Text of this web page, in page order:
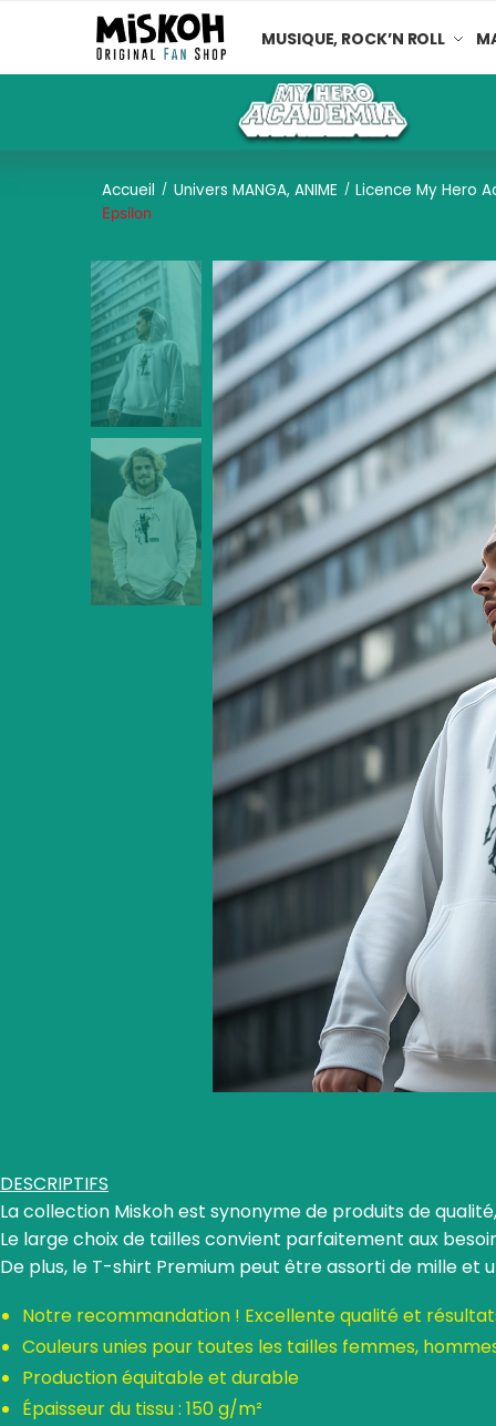
MUSIQUE, ROCK’N ROLL
Accueil / Univers MANGA, ANIME / Licence My Hero
Epsilon
DESCRIPTIFS
La collection Miskoh est synonyme de produits de
Le large choix de tailles convient parfaitement aux
De plus, le T-shirt Premium peut être assorti de mille et
Notre recommandation ! Excellente qualité et
Couleurs unies pour toutes les tailles femmes,
Production équitable et durable
Épaisseur du tissu : 150 g/m²